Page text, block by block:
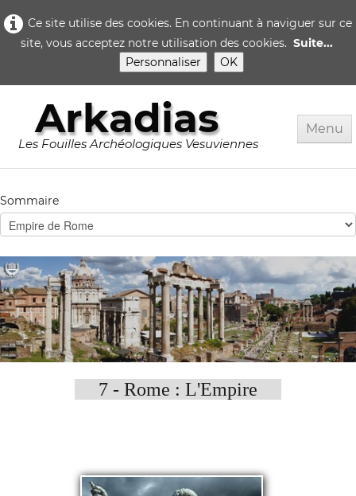
Ce site utilise des cookies. En continuant à naviguer sur ce
site, vous acceptez notre utilisation des cookies. Suite...
Personnaliser
OK
Arkadias
Les Fouilles Archéologiques Vesuviennes
Menu
Rome
Herculanum▼
Quotidien..
Autres..▼
Sommaire
7 - Rome : L'Empire